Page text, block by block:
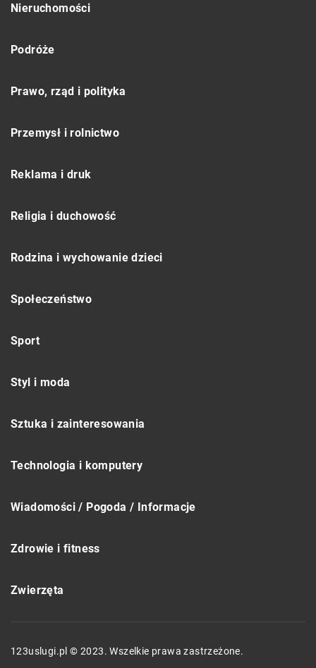
Nieruchomości
Podróże
Prawo, rząd i polityka
Przemysł i rolnictwo
Reklama i druk
Religia i duchowość
Rodzina i wychowanie dzieci
Społeczeństwo
Sport
Styl i moda
Sztuka i zainteresowania
Technologia i komputery
Wiadomości / Pogoda / Informacje
Zdrowie i fitness
Zwierzęta
123uslugi.pl © 2023. Wszelkie prawa zastrzeżone.